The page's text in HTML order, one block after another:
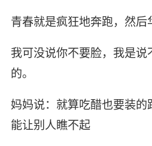
青春就是疯狂地奔跑，然后
我可没说你不要脸，我是
的。
妈妈说：就算吃醋也要装
能让别人瞧不起